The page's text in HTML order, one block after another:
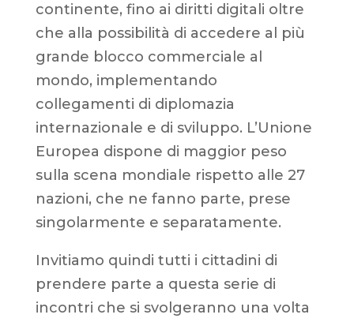
continente, fino ai diritti digitali oltre
che alla possibilità di accedere al più
grande blocco commerciale al
mondo, implementando
collegamenti di diplomazia
internazionale e di sviluppo. L’Unione
Europea dispone di maggior peso
sulla scena mondiale rispetto alle 27
nazioni, che ne fanno parte, prese
singolarmente e separatamente.
Invitiamo quindi tutti i cittadini di
prendere parte a questa serie di
incontri che si svolgeranno una volta